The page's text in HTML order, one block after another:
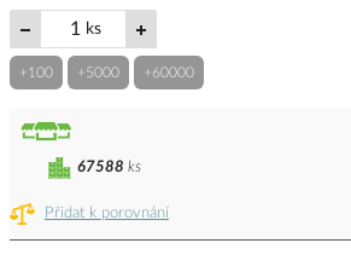
ks
+100 +5000 +60000
Přidat k porovnání
67588 ks